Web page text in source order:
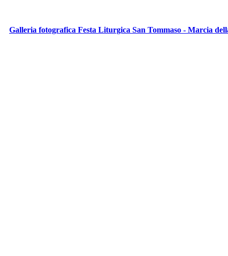
Galleria fotografica Festa Liturgica San Tommaso - Marcia